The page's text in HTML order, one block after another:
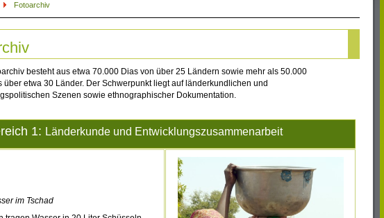
Fotoarchiv
besteht aus etwa 70.000 Dias von über 25 Ländern sowie mehr als 50.000
über etwa 30 Länder. Der Schwerpunkt liegt auf länderkundlichen und
Szenen sowie ethnographischer Dokumentation.
1: Länderkunde und Entwicklungszusammenarbeit
im Tschad